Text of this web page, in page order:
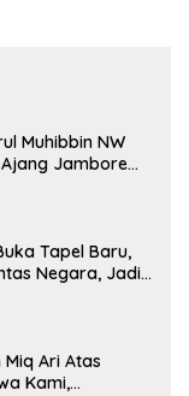
Muhibbin NW
Jambore
Tapel Baru,
Negara, Jadi
Kami,